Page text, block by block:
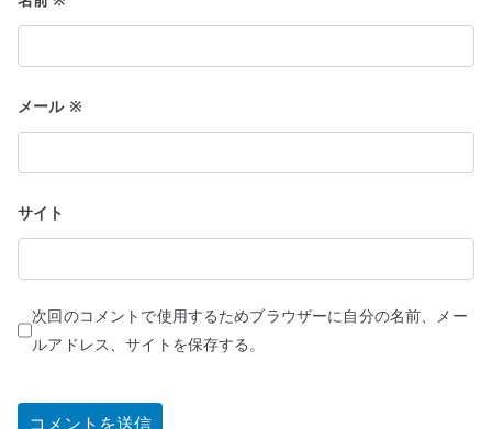
メール ※
サイト
次回のコメントで使用するためブラウザーに自分の名前、メー
ルアドレス、サイトを保存する。